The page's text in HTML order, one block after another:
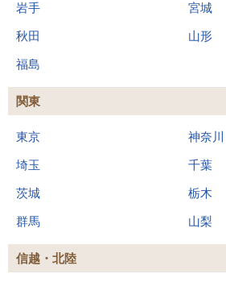
岩手 宮城
秋田 山形
福島
関東
東京 神奈川
埼玉 千葉
茨城 栃木
群馬 山梨
信越・北陸